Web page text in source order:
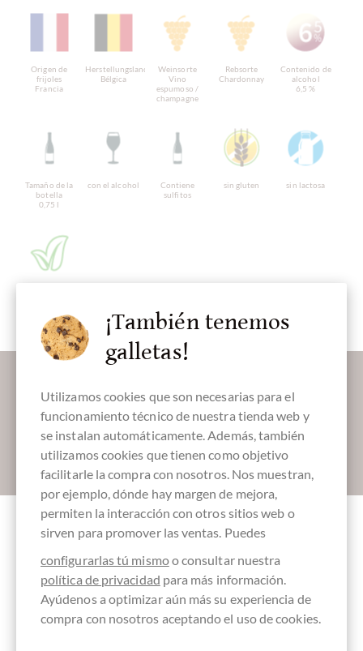
Origen de
frijoles
Francia
Herstellungsland
Bélgica
Weinsorte
Vino
espumoso /
champagne
Rebsorte
Chardonnay
Contenido de
alcohol
6,5 %
Tamaño de la
botella
0,75 l
con el alcohol
Contiene
sulfitos
sin gluten sin lactosa
Déjanos endulzar tu bandeja de entrada:
Absenden
Otros clientes evaluados Chocolate in a
Bottle im Geschenkkarton
Very different… interesting…
¡También tenemos
galletas!
Utilizamos cookies que son necesarias para el
funcionamiento técnico de nuestra tienda web y
se instalan automáticamente. Además, también
utilizamos cookies que tienen como objetivo
facilitarle la compra con nosotros. Nos muestran,
por ejemplo, dónde hay margen de mejora,
permiten la interacción con otros sitios web o
sirven para promover las ventas. Puedes
configurarlas tú mismoo consultar nuestra
política de privacidad para más información.
Ayúdenos a optimizar aún más su experiencia de
compra con nosotros aceptando el uso de cookies.